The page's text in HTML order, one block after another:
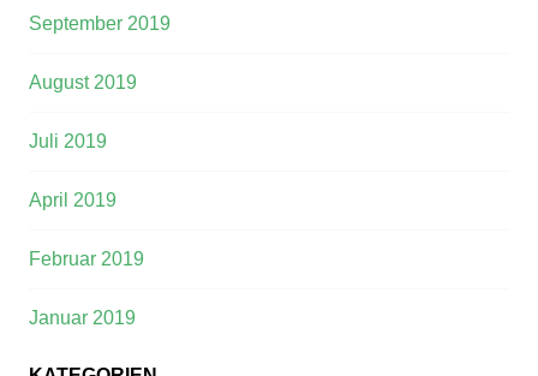
September 2019
August 2019
Juli 2019
April 2019
Februar 2019
Januar 2019